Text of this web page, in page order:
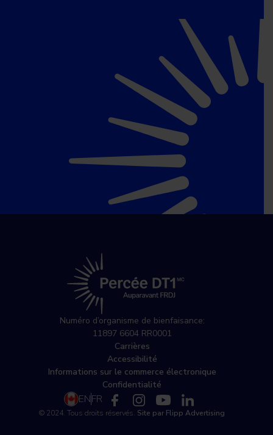
Numéro d’organisme de bienfaisance:
11897 6604 RR0001
Carrières
Accessibilité
Informations sur le commerce électronique
Confidentialité
ENFR
© 2024. Tous droits réservés. Site par Flipp Advertising